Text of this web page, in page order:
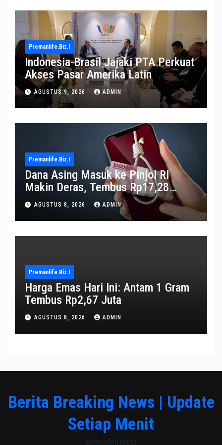
Premanlife.biz.i
Indonesia-Brasil Jajaki PTA Perkuat
Akses Pasar Amerika Latin
AGUSTUS 9, 2026 ADMIN
Premanlife.biz.i
Dana Asing Masuk ke Pinjol RI
Makin Deras, Tembus Rp17,28
Triliun per Juni 2026
AGUSTUS 8, 2026 ADMIN
Premanlife.biz.i
Harga Emas Hari Ini: Antam 1 Gram
Tembus Rp2,67 Juta
AGUSTUS 8, 2026 ADMIN
Berita Breaking News | Update
Setiap Menit
premanlife.biz.id